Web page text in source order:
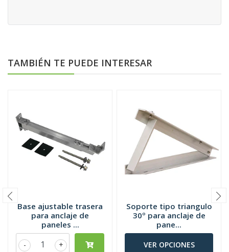
TAMBIÉN TE PUEDE INTERESAR
Base ajustable trasera
para anclaje de
paneles ...
+
-
Soporte tipo triangulo
30º para anclaje de
pane...
VER OPCIONES